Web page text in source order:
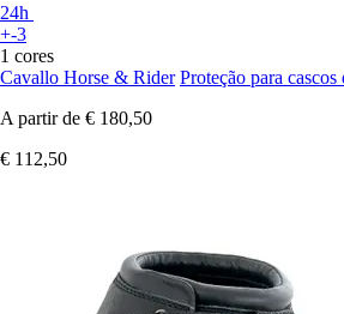
24h
+-3
1 cores
Cavallo Horse & Rider Proteção para
A partir de € 180,50
€ 112,50